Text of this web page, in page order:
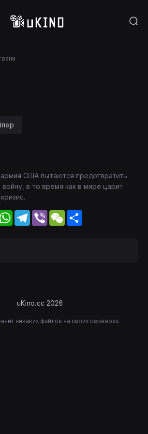
США пытаются предотвратить
в то время как в мире царит
WhatsApp
Telegram
Viber WeChat
uKino.cc 2026
никаких файлов на своих серверах.